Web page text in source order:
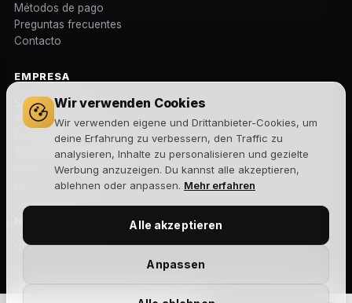
Wir verwenden Cookies
Wir verwenden eigene und Drittanbieter-Cookies, um
deine Erfahrung zu verbessern, den Traffic zu
analysieren, Inhalte zu personalisieren und gezielte
Werbung anzuzeigen. Du kannst alle akzeptieren,
ablehnen oder anpassen. Mehr erfahren
Anpassen
Alle akzeptieren
Métodos de pago
Preguntas frecuentes
Contacto
EMPRESA
Sobre nosotros
Aviso legal
Política de privacidad
Términos y condiciones
Política de cookies
Novedades, lanzamientos y ofertas exclusivas. Sin spam.